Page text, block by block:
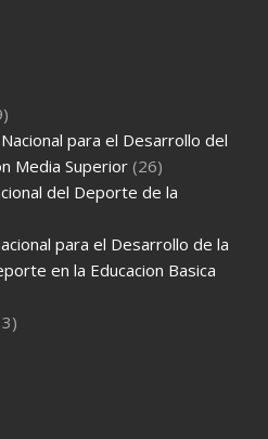
para el Desarrollo del
Media Superior (26)
del Deporte de la
para el Desarrollo de la
en la Educacion Basica